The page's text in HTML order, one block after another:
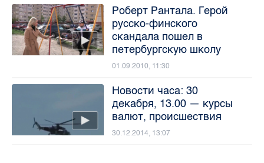
Роберт Рантала. Герой
русско-финского
скандала пошел в
петербургскую школу
01.09.2010, 11:30
Новости часа: 30
декабря, 13.00 — курсы
валют, происшествия
30.12.2014, 13:07